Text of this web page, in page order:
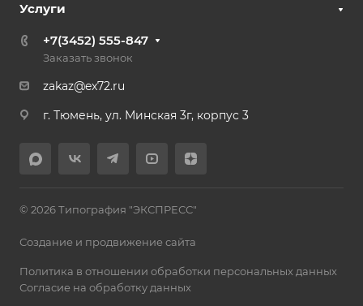
Услуги
+7(3452) 555-847
Заказать звонок
zakaz@ex72.ru
г. Тюмень, ул. Минская 3г, корпус 3
© 2026 Типография "ЭКСПРЕСС"
Создание и продвижение сайта
Политика в отношении обработки персональных данных
Согласие на обработку данных